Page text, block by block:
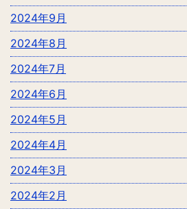
2024年9月
2024年8月
2024年7月
2024年6月
2024年5月
2024年4月
2024年3月
2024年2月